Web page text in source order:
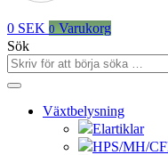
0 SEK 0 Varukorg
Sök
Växtbelysning
Elartiklar
HPS/MH/